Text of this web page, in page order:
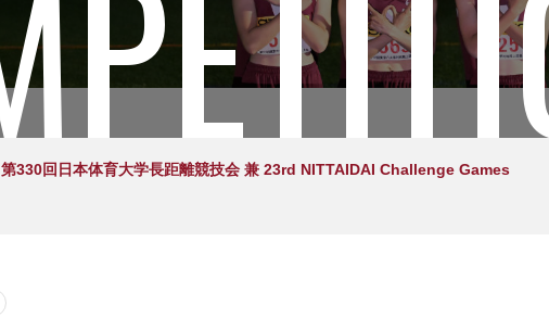
第330回日本体育大学長距離競技会 兼 23rd NITTAIDAI Challenge Games